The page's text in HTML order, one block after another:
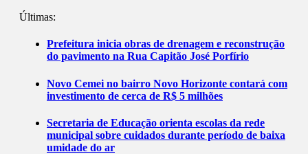
Últimas:
Prefeitura inicia obras de drenagem e reconstrução
do pavimento na Rua Capitão José Porfírio
Novo Cemei no bairro Novo Horizonte contará com
investimento de cerca de R$ 5 milhões
Secretaria de Educação orienta escolas da rede
municipal sobre cuidados durante período de baixa
umidade do ar